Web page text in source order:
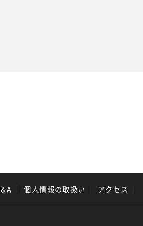
｜ 個人情報の取扱い ｜ アクセス ｜